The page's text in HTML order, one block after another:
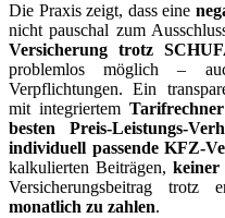
Die Praxis zeigt, dass eine
nicht pauschal zum
Versicherung trotz
problemlos möglich –
Verpflichtungen. Ein
mit integriertem Tarifrechner
besten Preis-Leistungs-
individuell passende KFZ-
kalkulierten Beiträgen, keiner
Versicherungsbeitrag trotz
monatlich zu zahlen.